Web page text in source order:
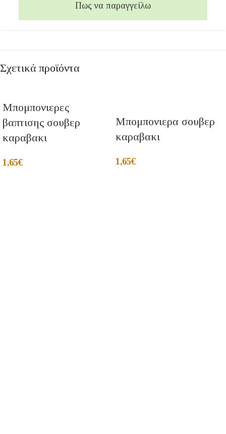
Πως να παραγγείλω
Σχετικά προϊόντα
Μπομπονιερες
βαπτισης σουβερ
καραβακι
1,65€
Μπομπονιερα σουβερ
καραβακι
1,65€